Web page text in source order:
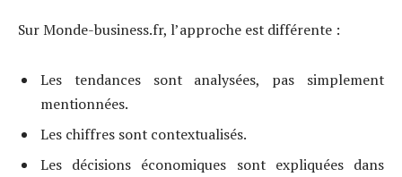
Sur Monde-business.fr, l’approche est différente :
Les tendances sont analysées, pas simplement
mentionnées.
Les chiffres sont contextualisés.
Les décisions économiques sont expliquées dans